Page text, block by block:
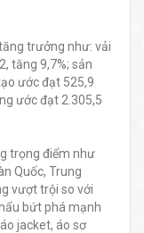
trưởng như: vải
tăng 9,7%; sản
ước đạt 525,9
ước đạt 2.305,5
trọng điểm như
Quốc, Trung
vượt trội so với
bứt phá mạnh
jacket, áo sơ